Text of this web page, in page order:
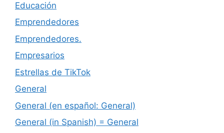
Educación
Emprendedores
Emprendedores.
Empresarios
Estrellas de TikTok
General
General (en español: General)
General (in Spanish) = General